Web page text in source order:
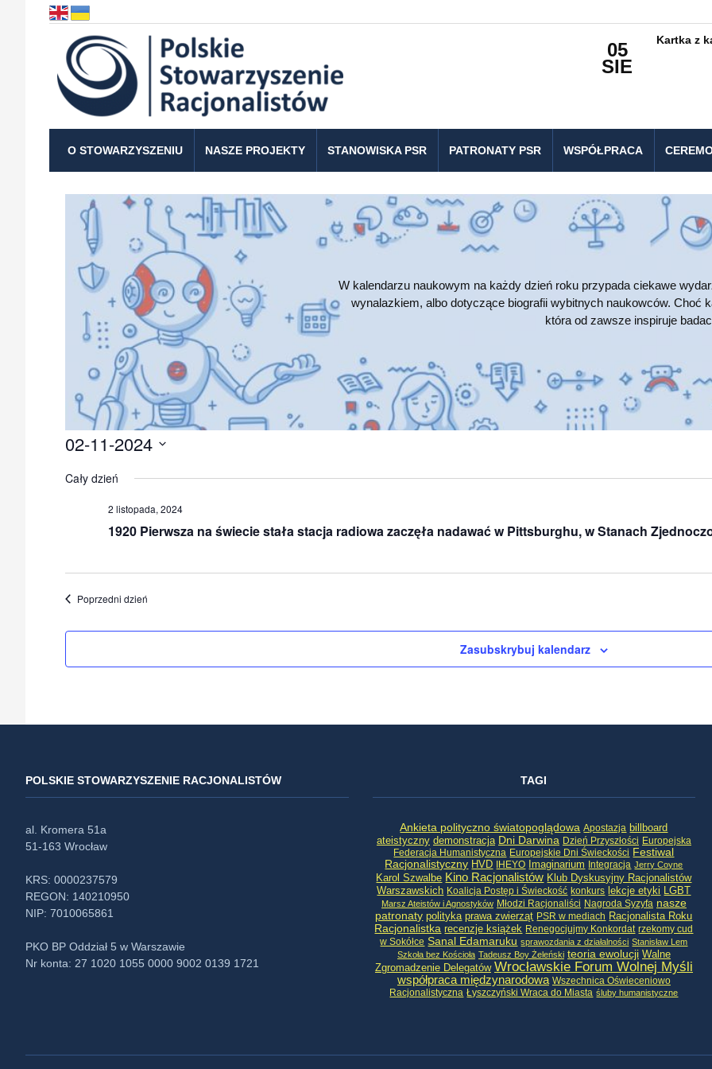
05
SIE
Kartka z
O STOWARZYSZENIU NASZE PROJEKTY STANOWISKA PSR PATRONATY PSR WSPÓŁPRACA
W kalendarzu naukowym na każdy dzień roku przypada ciekawe
wynalazkiem, albo dotyczące biografii wybitnych naukowców. Choć
która od zawsze inspiruje
02-11-2024
datę.
Cały dzień
2 listopada, 2024
1920 Pierwsza na świecie stała stacja radiowa zaczęła nadawać w Pittsburghu, w Stanach
Poprzedni dzień
Zasubskrybuj kalendarz
POLSKIE STOWARZYSZENIE RACJONALISTÓW
al. Kromera 51a
51-163 Wrocław
KRS: 0000237579
REGON: 140210950
NIP: 7010065861
PKO BP Oddział 5 w Warszawie
Nr konta: 27 1020 1055 0000 9002 0139 1721
TAGI
Ankieta polityczno światopoglądowa Apostazja billboard
ateistyczny demonstracja Dni Darwina Dzień Przyszłości Europejska
Federacja Humanistyczna Europejskie Dni Świeckości Festiwal
Racjonalistyczny HVD IHEYO Imaginarium Integracja Jerry Coyne
Karol Szwalbe Kino Racjonalistów Klub Dyskusyjny Racjonalistów
Warszawskich Koalicja Postęp i Świeckość konkurs lekcje etyki LGBT
Marsz Ateistów i Agnostyków Młodzi Racjonaliści Nagroda Syzyfa nasze
patronaty polityka prawa zwierząt PSR w mediach Racjonalista Roku
Racjonalistka recenzje książek Renegocjujmy Konkordat rzekomy cud
w Sokółce Sanal Edamaruku sprawozdania z działalności Stanisław Lem
Szkoła bez Kościoła Tadeusz Boy Żeleński teoria ewolucji Walne
Zgromadzenie Delegatów Wrocławskie Forum Wolnej Myśli
współpraca międzynarodowa Wszechnica Oświeceniowo
Racjonalistyczna Łyszczyński Wraca do Miasta śluby humanistyczne